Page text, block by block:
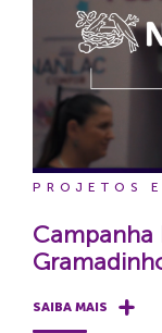
PROJETOS
Campanha
SAIBA MAIS